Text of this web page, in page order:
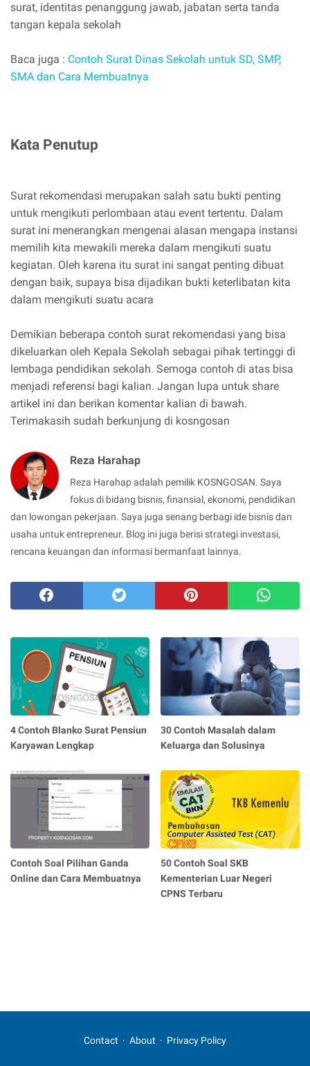
surat, identitas penanggung jawab, jabatan serta tanda
tangan kepala sekolah
Baca juga : Contoh Surat Dinas Sekolah untuk SD, SMP,
SMA dan Cara Membuatnya
Kata Penutup
Surat rekomendasi merupakan salah satu bukti penting
untuk mengikuti perlombaan atau event tertentu. Dalam
surat ini menerangkan mengenai alasan mengapa instansi
memilih kita mewakili mereka dalam mengikuti suatu
kegiatan. Oleh karena itu surat ini sangat penting dibuat
dengan baik, supaya bisa dijadikan bukti keterlibatan kita
dalam mengikuti suatu acara
Demikian beberapa contoh surat rekomendasi yang bisa
dikeluarkan oleh Kepala Sekolah sebagai pihak tertinggi di
lembaga pendidikan sekolah. Semoga contoh di atas bisa
menjadi referensi bagi kalian. Jangan lupa untuk share
artikel ini dan berikan komentar kalian di bawah.
Terimakasih sudah berkunjung di kosngosan
Reza Harahap
Reza Harahap adalah pemilik KOSNGOSAN. Saya
fokus di bidang bisnis, finansial, ekonomi, pendidikan
dan lowongan pekerjaan. Saya juga senang berbagi ide bisnis dan
usaha untuk entrepreneur. Blog ini juga berisi strategi investasi,
rencana keuangan dan informasi bermanfaat lainnya.
4 Contoh Blanko Surat Pensiun
Karyawan Lengkap
30 Contoh Masalah dalam
Keluarga dan Solusinya
Contoh Soal Pilihan Ganda
Online dan Cara Membuatnya
50 Contoh Soal SKB
Kementerian Luar Negeri
CPNS Terbaru
Contact About Privacy Policy